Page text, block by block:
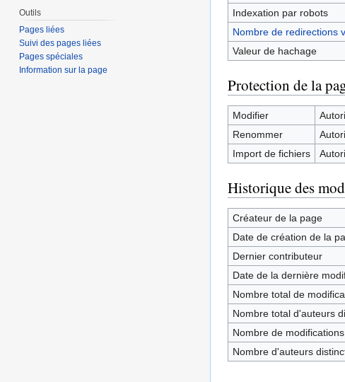
Indexation par robots
Nombre de redirections
Valeur de hachage
Protection de la
Modifier
Renommer
Import de fichiers
Historique des
Créateur de la page
Date de création de la
Dernier contributeur
Date de la dernière
Nombre total de
Nombre total d'auteurs
Nombre de
Nombre d'auteurs
Outils
Pages liées
Suivi des pages liées
Pages spéciales
Information sur la page